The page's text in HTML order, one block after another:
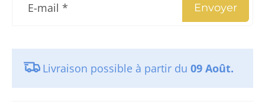
E-mail * Envoyer
Livraison possible à partir du 09 Août.